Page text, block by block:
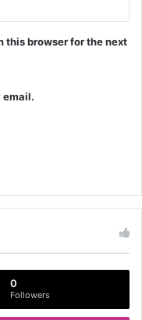
this browser for the next
email.
0
Followers